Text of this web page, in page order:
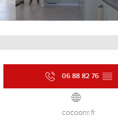
Ouverture et
06 88 82 76 ▒▒
cocoonr.fr